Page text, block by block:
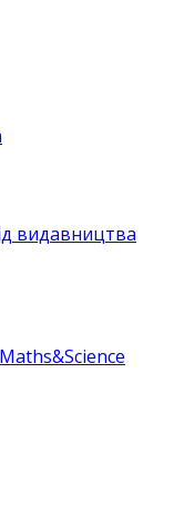
видавництва